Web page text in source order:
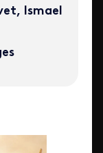
Ismael